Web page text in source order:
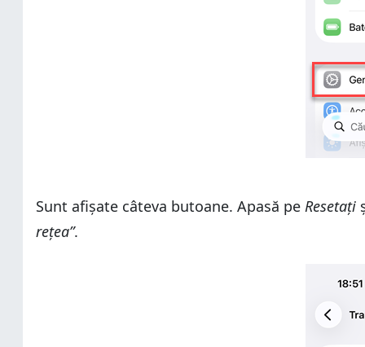
Sunt afișate câteva butoane. Apasă pe Resetați
rețea”.